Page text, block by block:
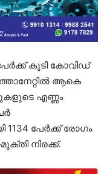
പേർക്ക് കൂടി കോവിഡ്
ആകെ
എണ്ണം
പേർക്ക് രോഗം
നിരക്ക്.